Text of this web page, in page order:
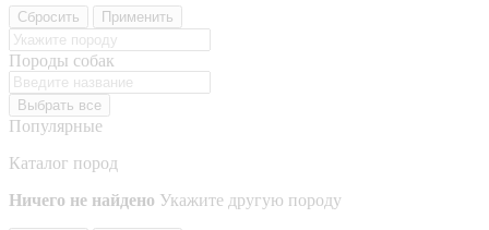
Сбросить Применить
Породы собак
Выбрать все
Популярные
Каталог пород
Ничего не найдено Укажите другую породу